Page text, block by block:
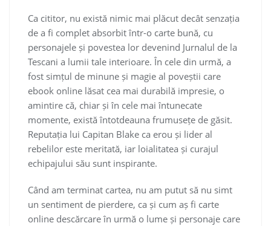
Ca cititor, nu există nimic mai plăcut decât senzația
de a fi complet absorbit într-o carte bună, cu
personajele și povestea lor devenind Jurnalul de la
Tescani a lumii tale interioare. În cele din urmă, a
fost simțul de minune și magie al poveștii care
ebook online lăsat cea mai durabilă impresie, o
amintire că, chiar și în cele mai întunecate
momente, există întotdeauna frumusețe de găsit.
Reputația lui Capitan Blake ca erou și lider al
rebelilor este meritată, iar loialitatea și curajul
echipajului său sunt inspirante.
Când am terminat cartea, nu am putut să nu simt
un sentiment de pierdere, ca și cum aș fi carte
online descărcare în urmă o lume și personaje care